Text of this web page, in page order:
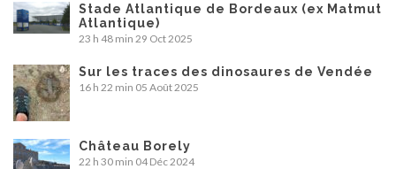
Stade Atlantique de Bordeaux (ex Matmut
Atlantique)
23 h 48 min 29 Oct 2025
Sur les traces des dinosaures de Vendée
16 h 22 min 05 Août 2025
Château Borely
22 h 30 min 04 Déc 2024